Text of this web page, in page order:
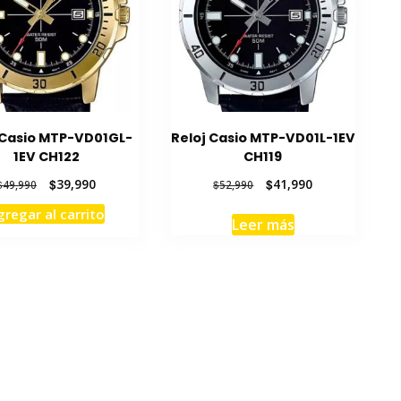
MTP-VD01GL-
1EV CH122
49,990
El
precio
original
$39,990El
precio
actual
al carrito
Reloj Casio MTP-VD01L-1EV
CH119
$52,990
El
original
era:
$41,990El
Leer más